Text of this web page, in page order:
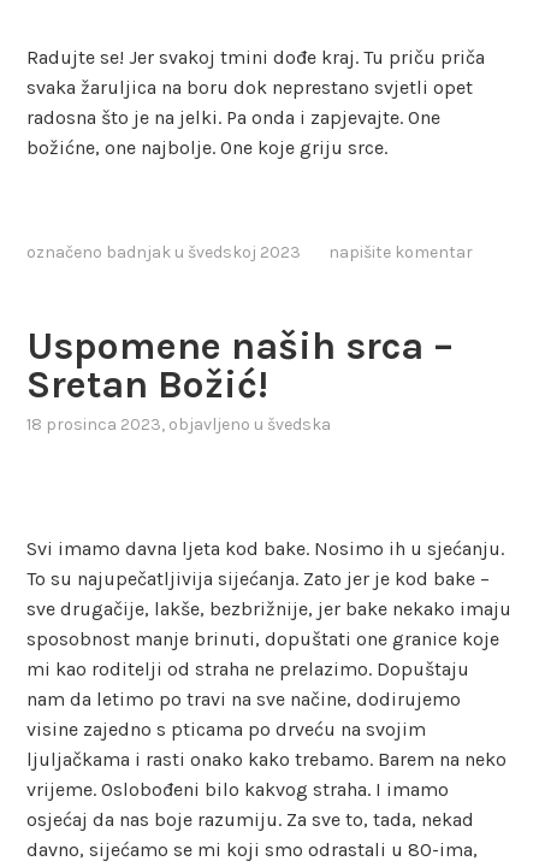
Radujte se! Jer svakoj tmini dođe kraj. Tu priču priča
svaka žaruljica na boru dok neprestano svjetli opet
radosna što je na jelki. Pa onda i zapjevajte. One
božićne, one najbolje. One koje griju srce.
označeno badnjak u švedskoj 2023 napišite komentar
Uspomene naših srca –
Sretan Božić!
18 prosinca 2023, objavljeno u švedska
Svi imamo davna ljeta kod bake. Nosimo ih u sjećanju.
To su najupečatljivija sijećanja. Zato jer je kod bake –
sve drugačije, lakše, bezbrižnije, jer bake nekako imaju
sposobnost manje brinuti, dopuštati one granice koje
mi kao roditelji od straha ne prelazimo. Dopuštaju
nam da letimo po travi na sve načine, dodirujemo
visine zajedno s pticama po drveću na svojim
ljuljačkama i rasti onako kako trebamo. Barem na neko
vrijeme. Oslobođeni bilo kakvog straha. I imamo
osjećaj da nas boje razumiju. Za sve to, tada, nekad
davno, sijećamo se mi koji smo odrastali u 80-ima,